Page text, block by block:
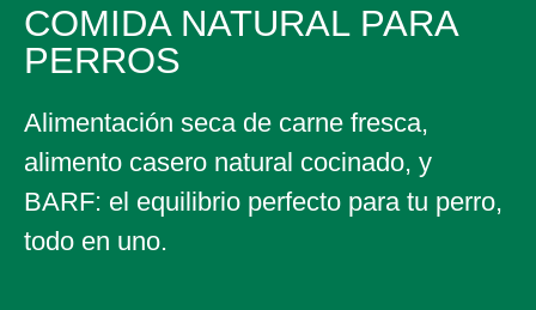
COMIDA NATURAL PARA
PERROS
Alimentación seca de carne fresca,
alimento casero natural cocinado, y
BARF: el equilibrio perfecto para tu perro,
todo en uno.